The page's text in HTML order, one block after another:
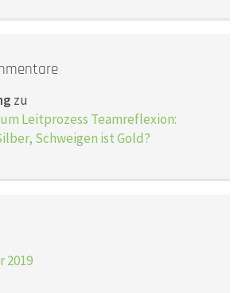
zu
Leitprozess Teamreflexion:
Schweigen ist Gold?
2019